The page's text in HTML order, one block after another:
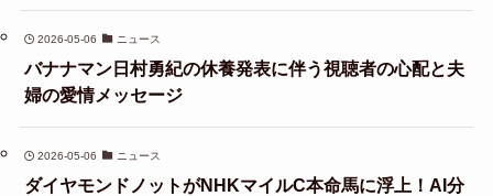
2026-05-06 ニュース
バナナマン日村勇紀の休養発表に伴う視聴者の心配と夫
婦の愛情メッセージ
2026-05-06 ニュース
ダイヤモンドノットがNHKマイルC本命馬に浮上！AI分